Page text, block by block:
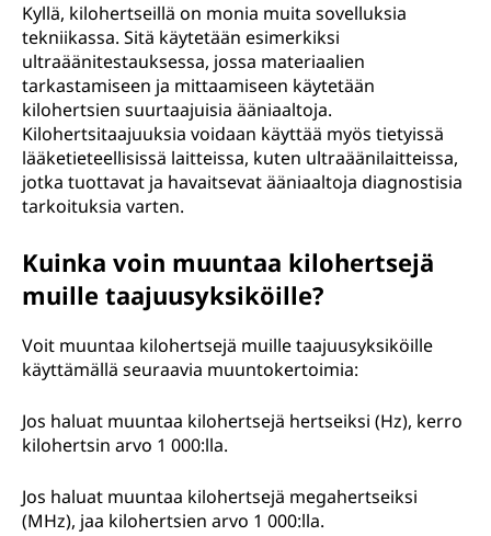
Kyllä, kilohertseillä on monia muita sovelluksia
tekniikassa. Sitä käytetään esimerkiksi
ultraäänitestauksessa, jossa materiaalien
tarkastamiseen ja mittaamiseen käytetään
kilohertsien suurtaajuisia ääniaaltoja.
Kilohertsitaajuuksia voidaan käyttää myös tietyissä
lääketieteellisissä laitteissa, kuten ultraäänilaitteissa,
jotka tuottavat ja havaitsevat ääniaaltoja diagnostisia
tarkoituksia varten.
Kuinka voin muuntaa kilohertsejä
muille taajuusyksiköille?
Voit muuntaa kilohertsejä muille taajuusyksiköille
käyttämällä seuraavia muuntokertoimia:
Jos haluat muuntaa kilohertsejä hertseiksi (Hz), kerro
kilohertsin arvo 1 000:lla.
Jos haluat muuntaa kilohertsejä megahertseiksi
(MHz), jaa kilohertsien arvo 1 000:lla.